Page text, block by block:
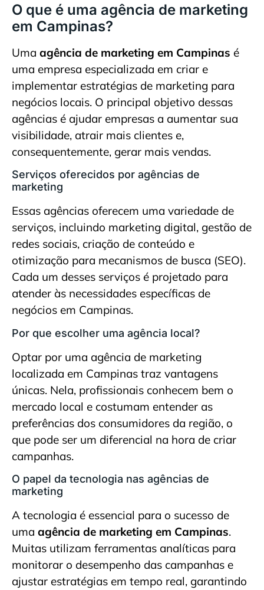
O que é uma agência de marketing
em Campinas?
Uma agência de marketing em Campinas é
uma empresa especializada em criar e
implementar estratégias de marketing para
negócios locais. O principal objetivo dessas
agências é ajudar empresas a aumentar sua
visibilidade, atrair mais clientes e,
consequentemente, gerar mais vendas.
Serviços oferecidos por agências de
marketing
Essas agências oferecem uma variedade de
serviços, incluindo marketing digital, gestão de
redes sociais, criação de conteúdo e
otimização para mecanismos de busca (SEO).
Cada um desses serviços é projetado para
atender às necessidades específicas de
negócios em Campinas.
Por que escolher uma agência local?
Optar por uma agência de marketing
localizada em Campinas traz vantagens
únicas. Nela, profissionais conhecem bem o
mercado local e costumam entender as
preferências dos consumidores da região, o
que pode ser um diferencial na hora de criar
campanhas.
O papel da tecnologia nas agências de
marketing
A tecnologia é essencial para o sucesso de
uma agência de marketing em Campinas.
Muitas utilizam ferramentas analíticas para
monitorar o desempenho das campanhas e
ajustar estratégias em tempo real, garantindo